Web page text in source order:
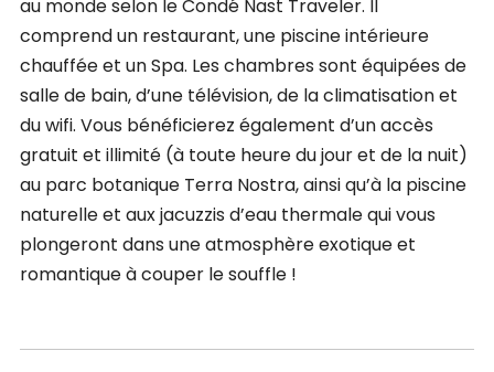
au monde selon le Condé Nast Traveler. Il
comprend un restaurant, une piscine intérieure
chauffée et un Spa. Les chambres sont équipées de
salle de bain, d’une télévision, de la climatisation et
du wifi. Vous bénéficierez également d’un accès
gratuit et illimité (à toute heure du jour et de la nuit)
au parc botanique Terra Nostra, ainsi qu’à la piscine
naturelle et aux jacuzzis d’eau thermale qui vous
plongeront dans une atmosphère exotique et
romantique à couper le souffle !